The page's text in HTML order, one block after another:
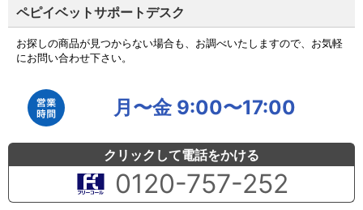
ペピイベットサポートデスク
お探しの商品が見つからない場合も、お調べいたしますので、お気軽
にお問い合わせ下さい。
月〜金 9:00〜17:00
クリックして電話をかける
0120-757-252